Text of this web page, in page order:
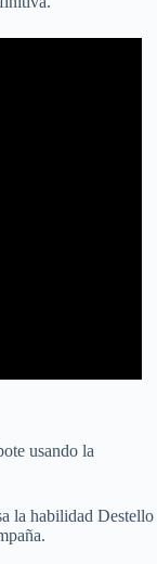
usando la
la habilidad Destello